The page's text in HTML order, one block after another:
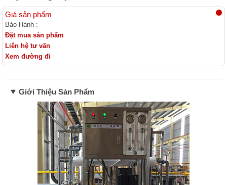
Giá sản phẩm
Bảo Hành :
Đặt mua sản phẩm
Liên hệ tư vấn
Xem đường đi
Giới Thiệu Sản Phẩm